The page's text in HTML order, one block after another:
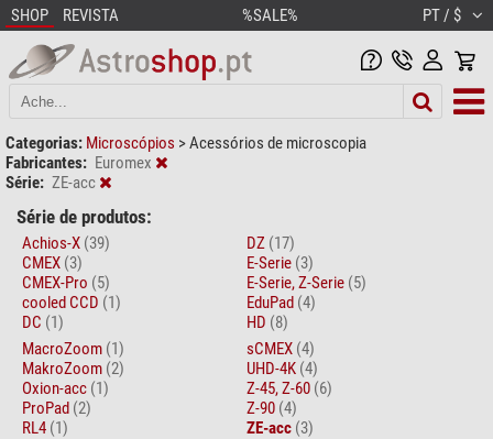
SHOP REVISTA %SALE% PT / $
Categorias: Microscópios >Acessórios de microscopia
Fabricantes: Euromex
Série: ZE-acc
Série de produtos:
Achios-X (39)
CMEX (3)
CMEX-Pro (5)
cooled CCD (1)
DC (1)
DZ (17)
E-Serie (3)
E-Serie, Z-Serie (5)
EduPad (4)
HD (8)
MacroZoom (1)
MakroZoom (2)
Oxion-acc (1)
ProPad (2)
RL4 (1)
sCMEX (4)
UHD-4K (4)
Z-45, Z-60 (6)
Z-90 (4)
ZE-acc (3)